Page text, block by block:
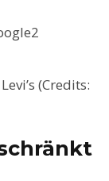
(Credits: